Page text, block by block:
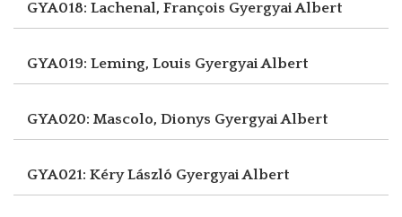
GYA018: Lachenal, François Gyergyai Albert
GYA019: Leming, Louis Gyergyai Albert
GYA020: Mascolo, Dionys Gyergyai Albert
GYA021: Kéry László Gyergyai Albert